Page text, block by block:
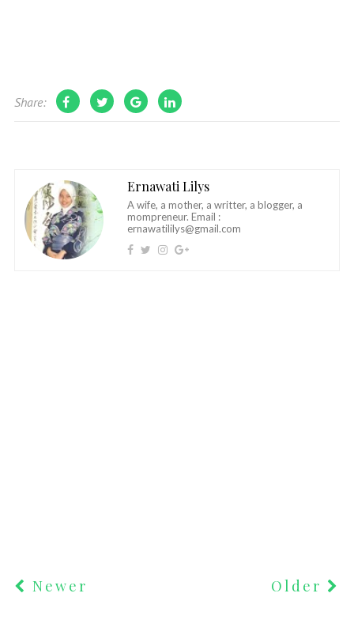
Share:
Ernawati Lilys
A wife, a mother, a writter, a blogger, a
mompreneur. Email :
ernawatililys@gmail.com
Newer Older